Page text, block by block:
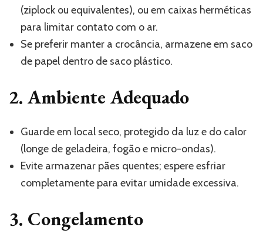
(ziplock ou equivalentes), ou em caixas herméticas
para limitar contato com o ar.
Se preferir manter a crocância, armazene em saco
de papel dentro de saco plástico.
2. Ambiente Adequado
Guarde em local seco, protegido da luz e do calor
(longe de geladeira, fogão e micro-ondas).
Evite armazenar pães quentes; espere esfriar
completamente para evitar umidade excessiva.
3. Congelamento